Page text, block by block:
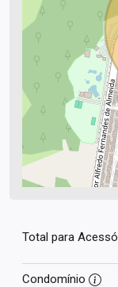
Total para
Condomínio